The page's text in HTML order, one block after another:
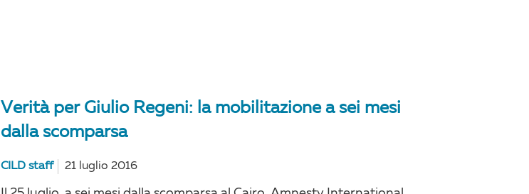
Verità per Giulio Regeni: la mobilitazione a sei mesi
dalla scomparsa
CILD staff 21 luglio 2016